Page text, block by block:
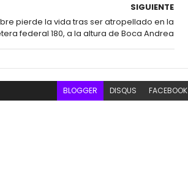
SIGUIENTE
pierde la vida tras ser atropellado en la
federal 180, a la altura de Boca Andrea
BLOGGER DISQUS FACEBOOK